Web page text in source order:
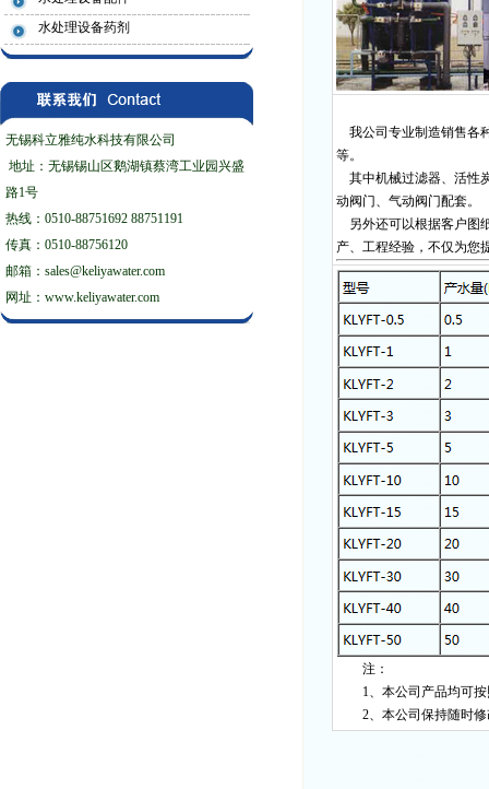
水处理设备药剂
无锡科立雅纯水科技有限公司
地址：无锡锡山区鹅湖镇蔡湾工业园兴盛
路1号
热线：0510-88751692 88751191
传真：0510-88756120
邮箱：sales@keliyawater.com
网址：www.keliyawater.com
我公司专业制造销售各
等。
其中机械过滤器、活性
动阀门、气动阀门配套。
另外还可以根据客户图
产、工程经验，不仅为您
注：
1、本公司产品均可
2、本公司保持随时